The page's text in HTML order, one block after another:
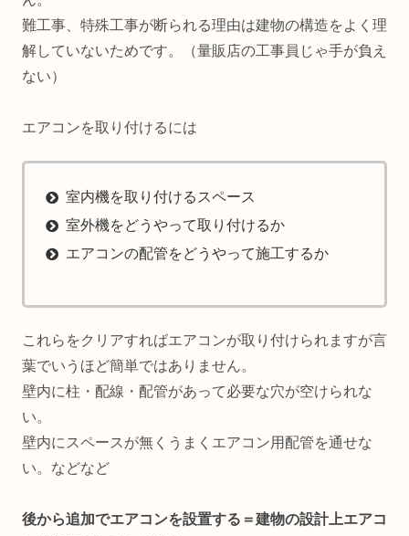
難工事、特殊工事が断られる理由は建物の構造をよく理
解していないためです。（量販店の工事員じゃ手が負え
ない）
エアコンを取り付けるには
室内機を取り付けるスペース
室外機をどうやって取り付けるか
エアコンの配管をどうやって施工するか
これらをクリアすればエアコンが取り付けられますが言
葉でいうほど簡単ではありません。
壁内に柱・配線・配管があって必要な穴が空けられな
い。
壁内にスペースが無くうまくエアコン用配管を通せな
い。などなど
後から追加でエアコンを設置する＝建物の設計上エアコ